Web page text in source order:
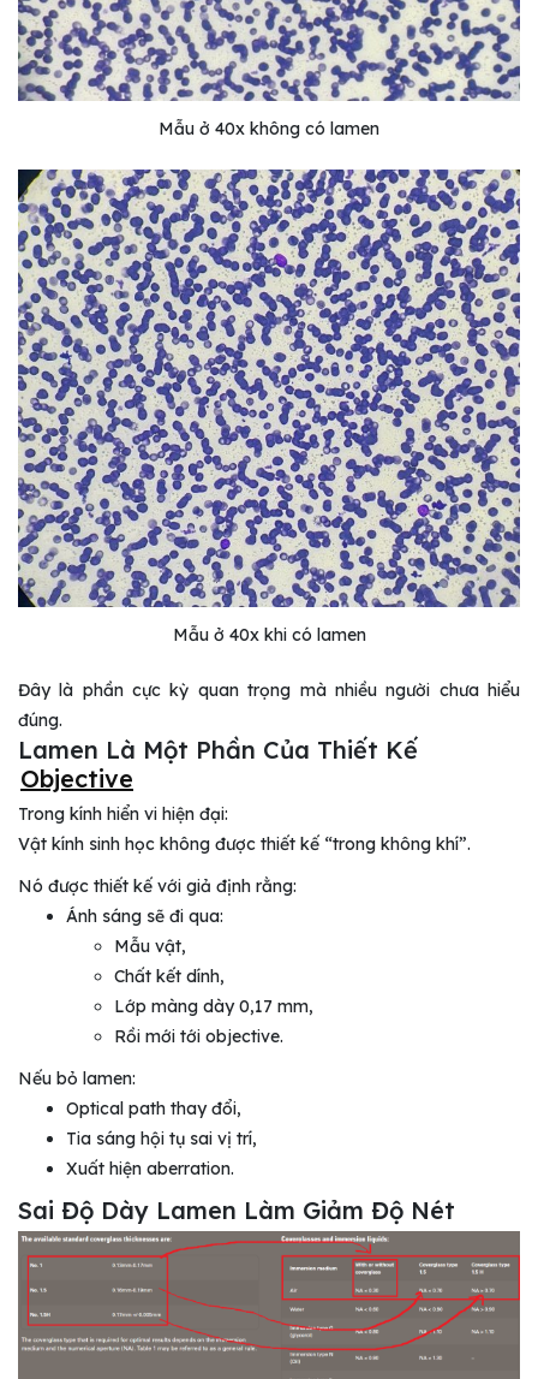
Mẫu ở 40x không có lamen
Mẫu ở 40x khi có lamen
Đây là phần cực kỳ quan trọng mà nhiều người chưa hiểu
đúng.
Lamen Là Một Phần Của Thiết Kế
Objective
Trong kính hiển vi hiện đại:
Vật kính sinh học không được thiết kế “trong không khí”.
Nó được thiết kế với giả định rằng:
Ánh sáng sẽ đi qua:
Mẫu vật,
Chất kết dính,
Lớp màng dày 0,17 mm,
Rồi mới tới objective.
Nếu bỏ lamen:
Optical path thay đổi,
Tia sáng hội tụ sai vị trí,
Xuất hiện aberration.
Sai Độ Dày Lamen Làm Giảm Độ Nét